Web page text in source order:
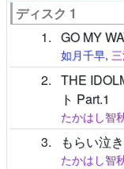
ディスク 1
1
GO MY
如月千早,
2
THE
ト Part.1
たかはし智
3 もらい泣き
たかはし智